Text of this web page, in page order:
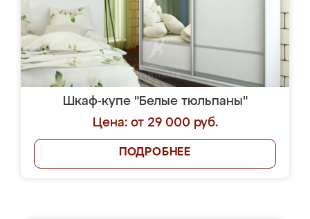
Шкаф-купе "Белые тюльпаны"
Цена: от 29 000 руб.
ПОДРОБНЕЕ